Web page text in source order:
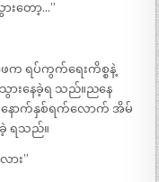
းတော့…”
ရပ်ကွက်ရေးကိစ္စနဲ့
းနေခဲ့ရ သည်။ညနေ
ောက်နှစ်ရက်လောက် အိမ်
ခဲ့ ရသည်။
း”